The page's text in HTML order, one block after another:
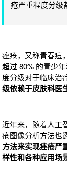
疮严重程度分级
痤疮，又称青春痘
超过 80% 的青少
度分级对于临床治
级依赖于皮肤科医
近年来，随着人工
疮图像分析方法也
方法来实现痤疮严
样性和各种应用场